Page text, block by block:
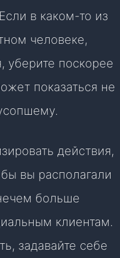
в каком-то из
человеке,
уберите поскорее
показаться не
действия,
вы располагали
больше
клиентам.
задавайте себе